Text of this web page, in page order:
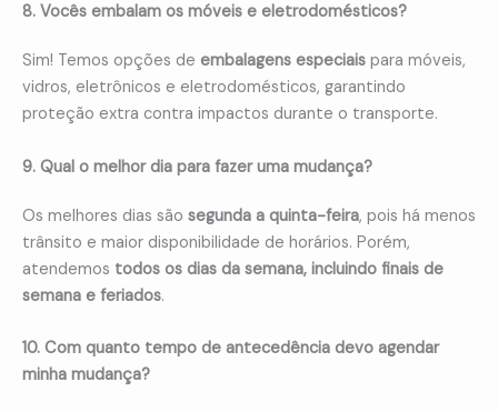
8. Vocês embalam os móveis e eletrodomésticos?
Sim! Temos opções de embalagens especiais para móveis,
vidros, eletrônicos e eletrodomésticos, garantindo
proteção extra contra impactos durante o transporte.
9. Qual o melhor dia para fazer uma mudança?
Os melhores dias são segunda a quinta-feira, pois há menos
trânsito e maior disponibilidade de horários. Porém,
atendemos todos os dias da semana, incluindo finais de
semana e feriados.
10. Com quanto tempo de antecedência devo agendar
minha mudança?